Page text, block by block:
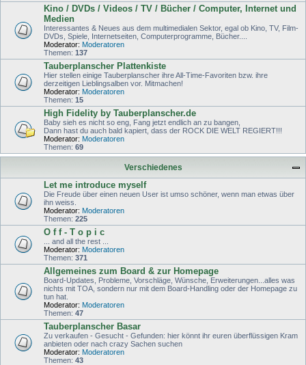
Kino / DVDs / Videos / TV / Bücher / Computer, Internet und
Medien
Interessantes & Neues aus dem multimedialen Sektor, egal ob Kino, TV, Film-
DVDs, Spiele, Internetseiten, Computerprogramme, Bücher....
Moderator: Moderatoren
Themen: 137
Tauberplanscher Plattenkiste
Hier stellen einige Tauberplanscher ihre All-Time-Favoriten bzw. ihre
derzeitigen Lieblingsalben vor. Mitmachen!
Moderator: Moderatoren
Themen: 15
High Fidelity by Tauberplanscher.de
Baby sieh es nicht so eng, Fang jetzt endlich an zu bangen,
Dann hast du auch bald kapiert, dass der ROCK DIE WELT REGIERT!!!
Moderator: Moderatoren
Themen: 69
Verschiedenes
Let me introduce myself
Die Freude über einen neuen User ist umso schöner, wenn man etwas über
ihn weiss.
Moderator: Moderatoren
Themen: 225
O f f - T o p i c
... and all the rest ...
Moderator: Moderatoren
Themen: 371
Allgemeines zum Board & zur Homepage
Board-Updates, Probleme, Vorschläge, Wünsche, Erweiterungen...alles was
nichts mit TOA, sondern nur mit dem Board-Handling oder der Homepage zu
tun hat.
Moderator: Moderatoren
Themen: 47
Tauberplanscher Basar
Zu verkaufen - Gesucht - Gefunden: hier könnt ihr euren überflüssigen Kram
anbieten oder nach crazy Sachen suchen
Moderator: Moderatoren
Themen: 43